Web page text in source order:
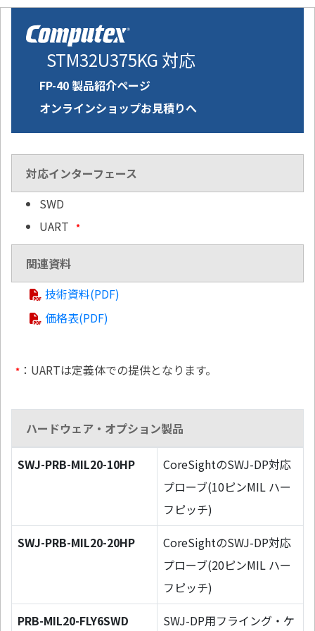
STM32U375KG 対応
FP-40 製品紹介ページ
オンラインショップお見積りへ
対応インターフェース
SWD
UART
*
関連資料
技術資料(PDF)
価格表(PDF)
* ：UARTは定義体での提供となります。
ハードウェア・オプション製品
SWJ-PRB-MIL20-10HP
CoreSightのSWJ-DP対応
プローブ(10ピンMIL ハー
フピッチ)
SWJ-PRB-MIL20-20HP
CoreSightのSWJ-DP対応
プローブ(20ピンMIL ハー
フピッチ)
PRB-MIL20-FLY6SWD
SWJ-DP用フライング・ケ